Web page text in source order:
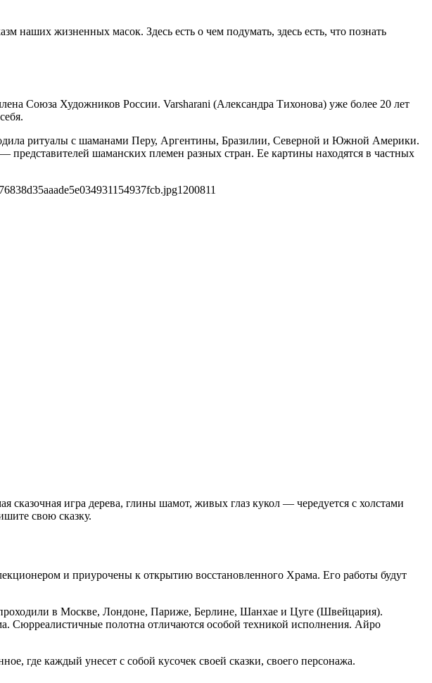
жизненных масок. Здесь есть о чем подумать, здесь есть, что познать
Союза Художников России. Varsharani (Александра Тихонова) уже более 20 лет
ритуалы с шаманами Перу, Аргентины, Бразилии, Северной и Южной Америки.
шаманских племен разных стран. Ее картины находятся в частных
1200811
игра дерева, глины шамот, живых глаз кукол — чередуется с холстами
свою сказку.
и приурочены к открытию восстановленного Храма. Его работы будут
в Москве, Лондоне, Париже, Берлине, Шанхае и Цуге (Швейцария).
Сюрреалистичные полотна отличаются особой техникой исполнения. Айро
где каждый унесет с собой кусочек своей сказки, своего персонажа.